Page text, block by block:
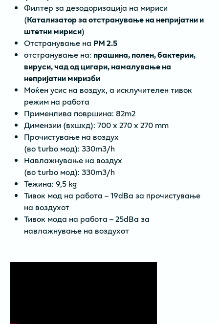
Филтер за дезодоризација на мириси
(Катализатор за отстранување на непријатни и
штетни мириси)
Отстранување на PM 2.5
отстранување на: прашина, полен, бактерии,
вируси, чад од цигари, намалување на
непријатни миризби
Moќен усис на воздух, а исклучителен тивок
режим на работа
Применлива површинa: 82m2
Димензии (вxшxд): 700 x 270 x 270 mm
Прочистување на воздух
(во turbo мод): 330m3/h
Навлажнување на воздух
(во turbo мод): 330m3/h
Тежина: 9,5 kg
Тивок мод на работа – 19dBa за прочистување
на воздухот
Тивок мода на работа – 25dBa за
навлажнување на воздухот